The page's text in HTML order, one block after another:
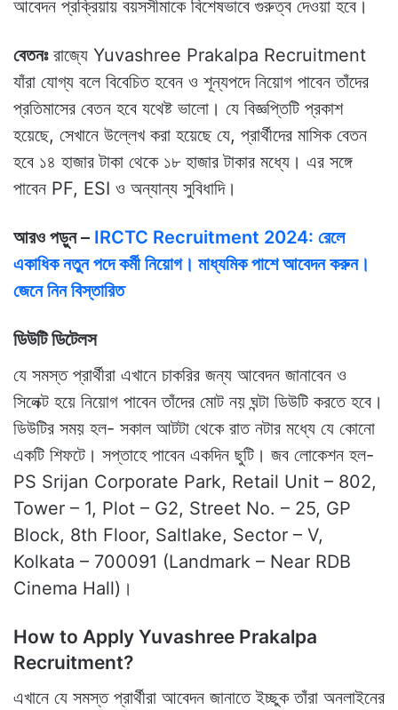
আবেদন প্রক্রিয়ায় বয়সসীমাকে বিশেষভাবে গুরুত্ব দেওয়া হবে।
বেতনঃরাজ্যে Yuvashree Prakalpa Recruitment
যাঁরা যোগ্য বলে বিবেচিত হবেন ও শূন্যপদে নিয়োগ পাবেন তাঁদের
প্রতিমাসের বেতন হবে যথেষ্ট ভালো। যে বিজ্ঞপ্তিটি প্রকাশ
হয়েছে, সেখানে উল্লেখ করা হয়েছে যে, প্রার্থীদের মাসিক বেতন
হবে ১৪ হাজার টাকা থেকে ১৮ হাজার টাকার মধ্যে। এর সঙ্গে
পাবেন PF, ESI ও অন্যান্য সুবিধাদি।
আরও পড়ুন – IRCTC Recruitment 2024: রেলে
একাধিক নতুন পদে কর্মী নিয়োগ। মাধ্যমিক পাশে আবেদন করুন।
জেনে নিন বিস্তারিত
ডিউটি ডিটেলস
যে সমস্ত প্রার্থীরা এখানে চাকরির জন্য আবেদন জানাবেন ও
সিলেক্ট হয়ে নিয়োগ পাবেন তাঁদের মোট নয় ঘন্টা ডিউটি করতে হবে।
ডিউটির সময় হল- সকাল আটটা থেকে রাত নটার মধ্যে যে কোনো
একটি শিফটে। সপ্তাহে পাবেন একদিন ছুটি। জব লোকেশন হল-
PS Srijan Corporate Park, Retail Unit – 802,
Tower – 1, Plot – G2, Street No. – 25, GP
Block, 8th Floor, Saltlake, Sector – V,
Kolkata – 700091 (Landmark – Near RDB
Cinema Hall)।
How to Apply Yuvashree Prakalpa
Recruitment?
এখানে যে সমস্ত প্রার্থীরা আবেদন জানাতে ইচ্ছুক তাঁরা অনলাইনের